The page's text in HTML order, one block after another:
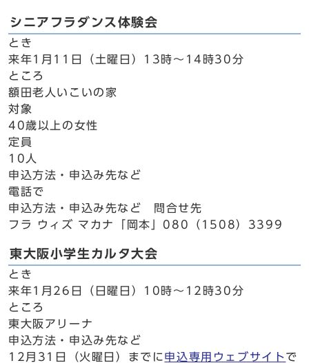
シニアフラダンス体験会
とき
来年1月11日（土曜日）13時～14時30分
ところ
額田老人いこいの家
対象
40歳以上の女性
定員
10人
申込方法・申込み先など
電話で
申込方法・申込み先など 問合せ先
フラ ウィズ マカナ「岡本」080（1508）3399
東大阪小学生カルタ大会
とき
来年1月26日（日曜日）10時～12時30分
ところ
東大阪アリーナ
申込方法・申込み先など
12月31日（火曜日）までに 申込専用ウェブサイト で